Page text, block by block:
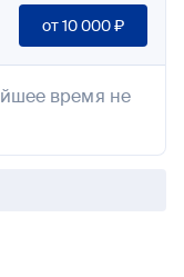
от10 000 ₽
время не